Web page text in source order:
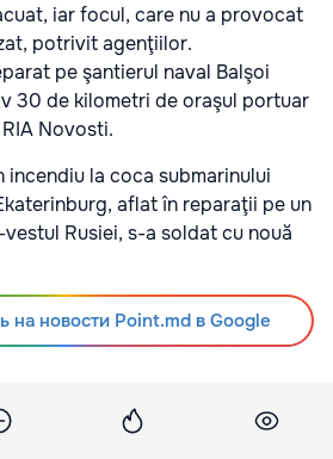
iar focul, care nu a provocat
potrivit agenţiilor.
pe şantierul naval Balşoi
30 de kilometri de oraşul portuar
Novosti.
incendiu la coca submarinului
aflat în reparaţii pe un
Rusiei, s-a soldat cu nouă
на новости Point.md в Google